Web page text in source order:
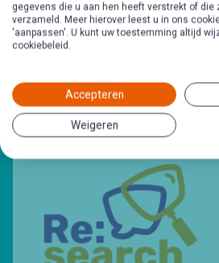
methode
gegevens die u aan hen heeft verstrekt of die
verzameld. Meer hierover leest u in ons
'aanpassen'. U kunt uw toestemming altijd
cookiebeleid.
Accepteren
Weigeren